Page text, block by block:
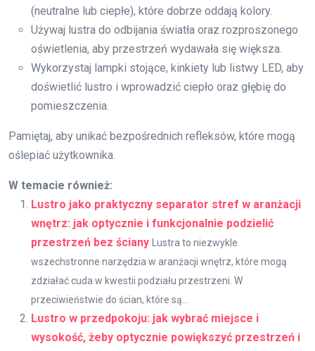
(neutralne lub ciepłe), które dobrze oddają kolory.
Używaj lustra do odbijania światła oraz rozproszonego
oświetlenia, aby przestrzeń wydawała się większa.
Wykorzystaj lampki stojące, kinkiety lub listwy LED, aby
doświetlić lustro i wprowadzić ciepło oraz głębię do
pomieszczenia.
Pamiętaj, aby unikać bezpośrednich refleksów, które mogą
oślepiać użytkownika.
W temacie również:
Lustro jako praktyczny separator stref w aranżacji
wnętrz: jak optycznie i funkcjonalnie podzielić
przestrzeń bez ściany Lustra to niezwykle
wszechstronne narzędzia w aranżacji wnętrz, które mogą
zdziałać cuda w kwestii podziału przestrzeni. W
przeciwieństwie do ścian, które są...
Lustro w przedpokoju: jak wybrać miejsce i
wysokość, żeby optycznie powiększyć przestrzeń i